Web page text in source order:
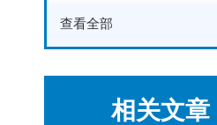
查看全部
相关文章